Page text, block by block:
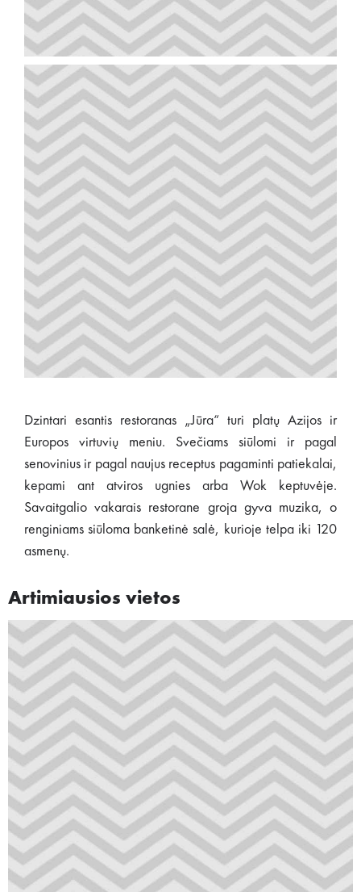
Dzintari esantis restoranas „Jūra“ turi platų Azijos ir
Europos virtuvių meniu. Svečiams siūlomi ir pagal
senovinius ir pagal naujus receptus pagaminti patiekalai,
kepami ant atviros ugnies arba Wok keptuvėje.
Savaitgalio vakarais restorane groja gyva muzika, o
renginiams siūloma banketinė salė, kurioje telpa iki 120
asmenų.
Artimiausios vietos